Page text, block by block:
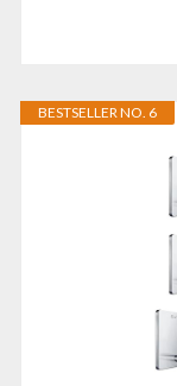
BESTSELLER NO. 6